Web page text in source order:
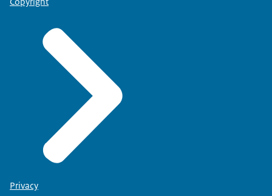
Privacy